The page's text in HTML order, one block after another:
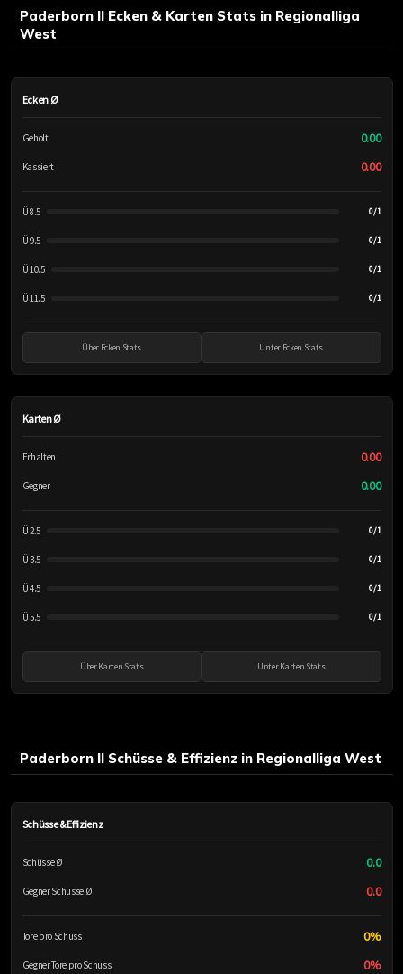
Paderborn II Ecken & Karten Stats in Regionalliga
West
Ecken Ø
Geholt 0.00
Kassiert 0.00
Ü 8.5 0/1
Ü 9.5 0/1
Ü 10.5 0/1
Ü 11.5 0/1
Über Ecken Stats Unter Ecken Stats
Karten Ø
Erhalten 0.00
Gegner 0.00
Ü 2.5 0/1
Ü 3.5 0/1
Ü 4.5 0/1
Ü 5.5 0/1
Über Karten Stats Unter Karten Stats
Paderborn II Schüsse & Effizienz in Regionalliga West
Schüsse & Effizienz
Schüsse Ø 0.0
Gegner Schüsse Ø 0.0
Tore pro Schuss 0%
Gegner Tore pro Schuss 0%